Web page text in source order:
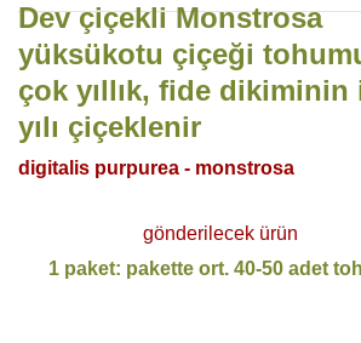
Dev çiçekli Monstrosa
yüksükotu çiçeği
çok yıllık, fide dikiminin
yılı çiçeklenir
digitalis purpurea - monstrosa
gönderilecek ürün
1 paket: pakette ort. 40-50 adet